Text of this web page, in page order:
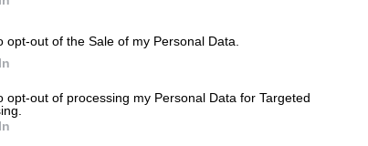
opt-out of the Sale of my Personal Data.
opt-out of processing my Personal Data for Targeted
Έκτακτες κυκλοφοριακές